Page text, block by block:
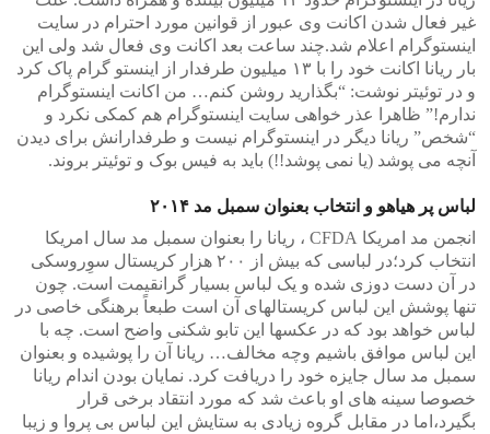
غیر فعال شدن اکانت وی عبور از قوانین مورد احترام در سایت
اینستوگرام اعلام شد.چند ساعت بعد اکانت وی فعال شد ولی این
بار ریانا اکانت خود را با ۱۳ میلیون طرفدار از اینستو گرام پاک کرد
و در توئیتر نوشت: “بگذارید روشن کنم… من اکانت اینستوگرام
ندارم!” ظاهرا عذر خواهی سایت اینستوگرام هم کمکی نکرد و
“شخص” ریانا دیگر در اینستوگرام نیست و طرفدارانش برای دیدن
آنچه می پوشد (یا نمی پوشد!!) باید به فیس بوک و توئیتر بروند.
لباس پر هیاهو و انتخاب بعنوان سمبل مد ۲۰۱۴
انجمن مد امریکا CFDA ، ریانا را بعنوان سمبل مد سال امریکا
انتخاب کرد؛در لباسی که بیش از ۲۰۰ هزار کریستال سوِروسکی
در آن دست دوزی شده و یک لباس بسیار گرانقیمت است. چون
تنها پوشش این لباس کریستالهای آن است طبعاً برهنگی خاصی در
لباس خواهد بود که در عکسها این تابو شکنی واضح است. چه با
این لباس موافق باشیم وچه مخالف… ریانا آن را پوشیده و بعنوان
سمبل مد سال جایزه خود را دریافت کرد. نمایان بودن اندام ریانا
خصوصا سینه های او باعث شد که مورد انتقاد برخی قرار
بگیرد،اما در مقابل گروه زیادی به ستایش این لباس بی پروا و زیبا